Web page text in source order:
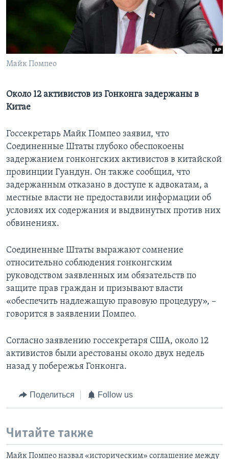
Learning English
СОЦИАЛЬНЫЕ СЕТИ
Языки
Майк Помпео
Около 12 активистов из Гонконга задержаны в
Китае
Госсекретарь Майк Помпео заявил, что
Соединенные Штаты глубоко обеспокоены
задержанием гонконгских активистов в китайской
провинции Гуандун. Он также сообщил, что
задержанным отказано в доступе к адвокатам, а
местные власти не предоставили информации об
условиях их содержания и выдвинутых против них
обвинениях.
Соединенные Штаты выражают сомнение
относительно соблюдения гонконгским
руководством заявленных им обязательств по
защите прав граждан и призывают власти
«обеспечить надлежащую правовую процедуру», –
говорится в заявлении Помпео.
Согласно заявлению госсекретаря США, около 12
активистов были арестованы около двух недель
назад у побережья Гонконга.
Поделиться Follow us
Читайте также
Майк Помпео назвал «историческим» соглашение между